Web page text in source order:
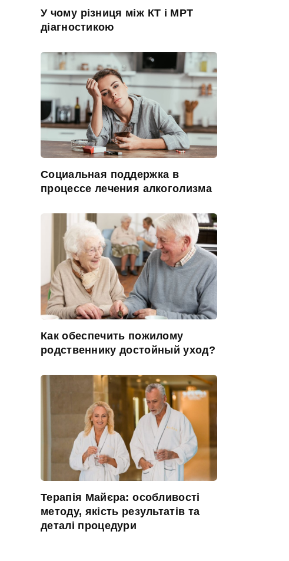
У чому різниця між КТ і МРТ
діагностикою
Социальная поддержка в
процессе лечения алкоголизма
Как обеспечить пожилому
родственнику достойный уход?
Терапія Майєра: особливості
методу, якість результатів та
деталі процедури